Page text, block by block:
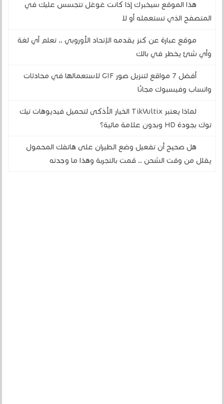
هذا الموقع سيخبرك إذا كانت غوغل تتجسس عليك في
المتصفح الذي تستعمله أو لا
موقع عبارة عن كنز يقدمه الإتحاد الأوروبي .. تعلم أي لغة
وأي شئ يخطر في بالك
أفضل 7 مواقع لتنزيل صور GIF لاستعمالها في محادثات
واتساب وفيسبوك مجانًا
لماذا يعتبر TikVultix الخيار الأذكى لتحميل فيديوهات تيك
توك بجودة HD وبدون علامة مائية؟
هل صحيح أن تفعيل وضع الطيران على هاتفك المحمول
يقلل من وقت الشحن .. قمت بالتجربة وهذا ما وجدته